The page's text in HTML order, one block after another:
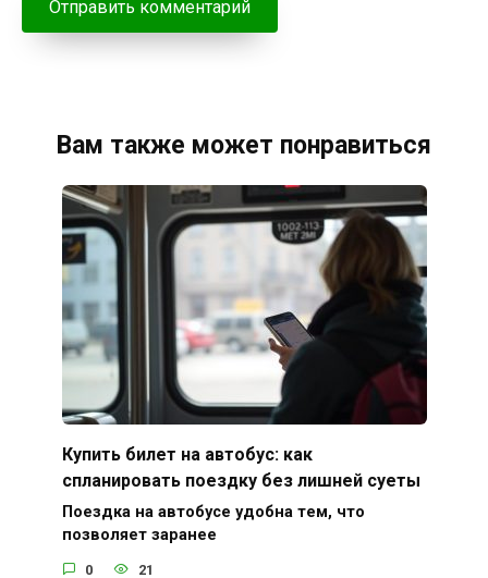
Вам также может понравиться
Купить билет на автобус: как
спланировать поездку без лишней суеты
Поездка на автобусе удобна тем, что
позволяет заранее
0 21